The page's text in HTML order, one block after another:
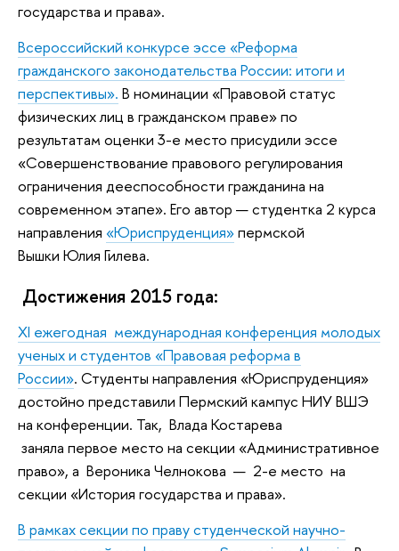
государства и права».
Всероссийский конкурсе эссе «Реформа
гражданского законодательства России: итоги и
перспективы». В номинации «Правовой статус
физических лиц в гражданском праве» по
результатам оценки 3-е место присудили эссе
«Совершенствование правового регулирования
ограничения дееспособности гражданина на
современном этапе». Его автор — студентка 2 курса
направления «Юриспруденция»пермской
Вышки Юлия Гилева.
Достижения 2015 года:
XI ежегодная международная конференция молодых
ученых и студентов «Правовая реформа в
России». Студенты направления «Юриспруденция»
достойно представили Пермский кампус НИУ ВШЭ
на конференции. Так, Влада Костарева
заняла первое место на секции «Административное
право», а Вероника Челнокова — 2-е место на
секции «История государства и права».
В рамках секции по праву студенческой научно-